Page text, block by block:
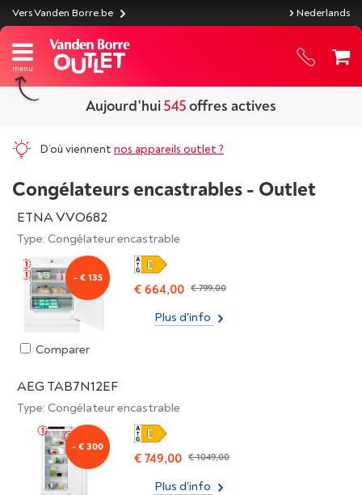
Vers Vanden Borre.be Nederlands
Aujourd'hui545offres actives
D’où viennent nos appareils outlet ?
Congélateurs encastrables - Outlet
ETNA VVO682
Type: Congélateur encastrable
- € 135
€ 664,00 € 799,00
Plus d'info
Comparer
AEG TAB7N12EF
Type: Congélateur encastrable
- € 300
€ 749,00 € 1049,00
Plus d'info